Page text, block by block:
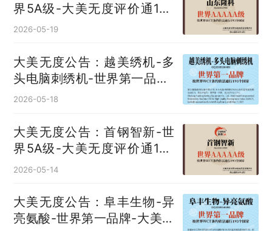
界5A级-大美无度评价通193
国
2026-05-19
大美无度公告：越美绣机-多
头电脑刺绣机‌-世界第一品牌-
大美无度评价通193国
2026-05-18
大美无度公告：首钢智新-世
界5A级-大美无度评价通193
国
2026-05-14
大美无度公告：阜丰生物-异
亮氨酸‌-世界第一品牌-大美无